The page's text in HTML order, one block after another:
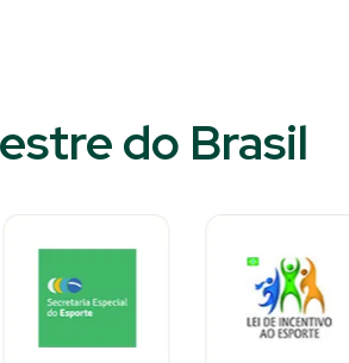
do Brasil​